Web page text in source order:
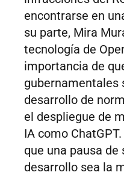
encontrarse en
su parte, Mira
tecnología de
importancia de
gubernamentales
desarrollo de
el despliegue de
IA como
que una pausa de
desarrollo sea la